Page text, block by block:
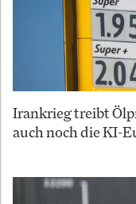
Irankrieg treibt
auch noch die KI-